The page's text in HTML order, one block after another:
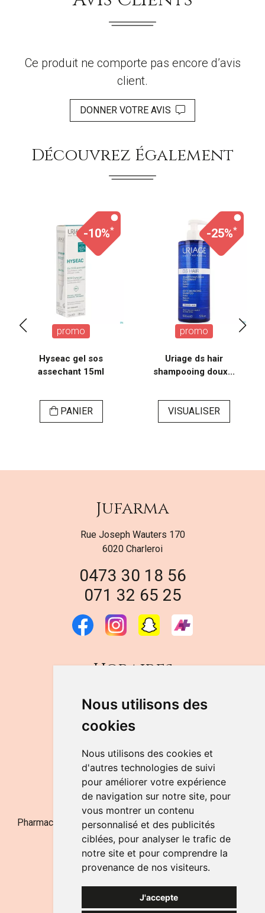
Nous utilisons des
cookies
Nous utilisons des cookies et
d'autres technologies de suivi
pour améliorer votre expérience
de navigation sur notre site, pour
vous montrer un contenu
personnalisé et des publicités
ciblées, pour analyser le trafic de
notre site et pour comprendre la
provenance de nos visiteurs.
J'accepte
Ce produit ne comporte pas encore d’avis
client.
DONNER VOTRE AVIS
Découvrez Également
-10%*
promo
Hyseac gel sos
assechant 15ml
PANIER
-25%*
promo
Uriage ds hair
shampooing doux...
VISUALISER
Jufarma
Rue Joseph Wauters 170
6020 Charleroi
0473 30 18 56
071 32 65 25
Horaires
DU LUNDI AU VENDREDI
de 9h à 12h30 et de 14h à 18h
LE SAMEDI
de 9h à 12h30
NOUS CONTACTER
Pharmacie Jufarma - Fatima Abachra - APB 521704 - N°
Entreprise BE0882-700-592